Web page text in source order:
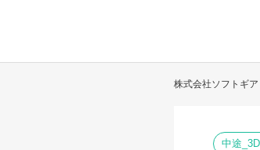
株式会社ソフトギア
中途